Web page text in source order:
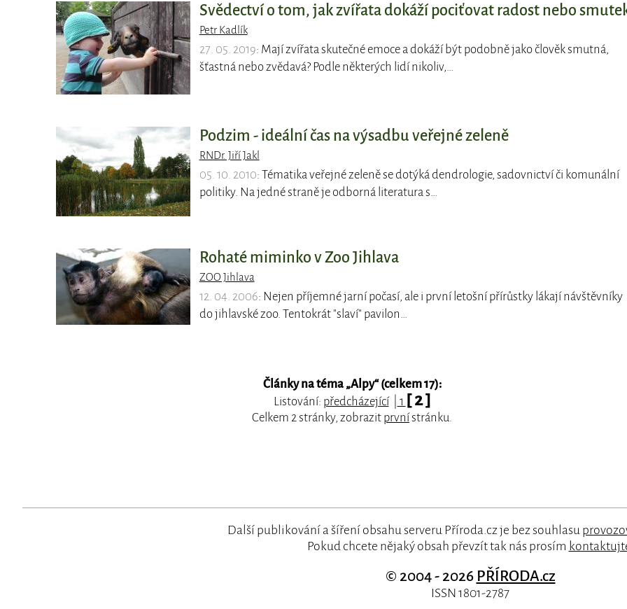
Svědectví o tom, jak zvířata dokáží pociťovat radost nebo
Petr Kadlík
27. 05. 2019: Mají zvířata skutečné emoce a dokáží být podobně jako člověk smutná,
šťastná nebo zvědavá? Podle některých lidí nikoliv,…
Podzim - ideální čas na výsadbu veřejné zeleně
RNDr. Jiří Jakl
05. 10. 2010: Tématika veřejné zeleně se dotýká dendrologie, sadovnictví či komunální
politiky. Na jedné straně je odborná literatura s…
Rohaté miminko v Zoo Jihlava
ZOO Jihlava
12. 04. 2006: Nejen příjemné jarní počasí, ale i první letošní přírůstky lákají návštěvníky
do jihlavské zoo. Tentokrát "slaví" pavilon…
Články na téma „Alpy“ (celkem 17):
Listování: předcházející| 1 [ 2 ]
Celkem 2 stránky, zobrazit prvnístránku.
Další publikování a šíření obsahu serveru Příroda.cz je bez souhlasu
Pokud chcete nějaký obsah převzít tak nás prosím
© 2004 - 2026 PŘÍRODA.cz
ISSN 1801-2787